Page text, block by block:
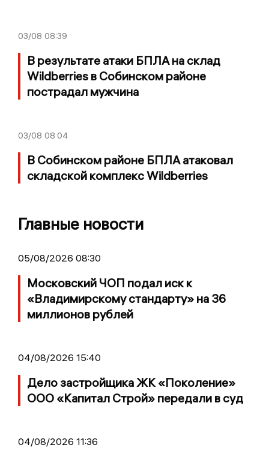
03/08 08:39
В результате атаки БПЛА на склад
Wildberries в Собинском районе
пострадал мужчина
03/08 08:04
В Собинском районе БПЛА атаковал
складской комплекс Wildberries
Главные новости
05/08/2026 08:30
Московский ЧОП подал иск к
«Владимирскому стандарту» на 36
миллионов рублей
04/08/2026 15:40
Дело застройщика ЖК «Поколение»
ООО «Капитал Строй» передали в суд
04/08/2026 11:36